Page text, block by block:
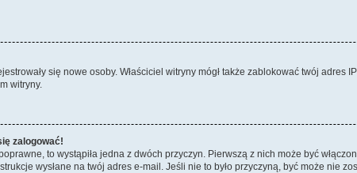
się nowe osoby. Właściciel witryny mógł także zablokować twój adres
witryny.
zalogować!
to wystąpiła jedna z dwóch przyczyn. Pierwszą z nich może być
wysłane na twój adres e-mail. Jeśli nie to było przyczyną, być może nie